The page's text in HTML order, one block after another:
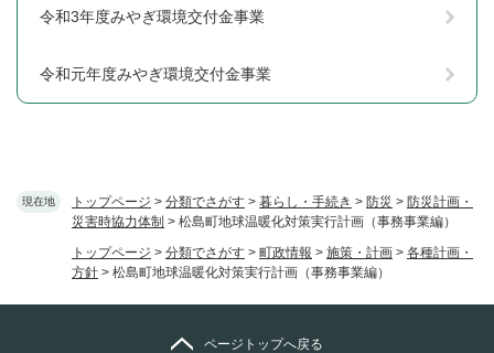
現在地 トップページ > 分類でさがす > 暮らし・手続き > 防災 > 防災計画・
災害時協力体制 > 松島町地球温暖化対策実行計画（事務事業編）
トップページ > 分類でさがす > 町政情報 > 施策・計画 > 各種計画・
方針 > 松島町地球温暖化対策実行計画（事務事業編）
令和3年度みやぎ環境交付金事業
令和元年度みやぎ環境交付金事業
ページトップへ戻る